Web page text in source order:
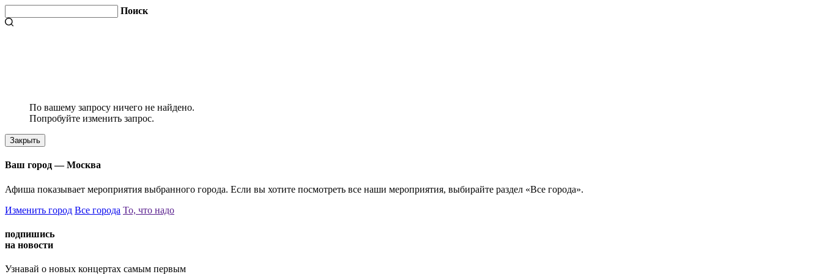
Поиск
По вашему запросу ничего не найдено.
Попробуйте изменить запрос.
Закрыть
Ваш город —Москва
Афиша показывает мероприятия выбранного города. Если вы хотите посмотреть все наши мероприятия, выбирайте раздел «Все города».
Изменить город Все города То, что надо
подпишись
на новости
Узнавай о новых концертах самым первым